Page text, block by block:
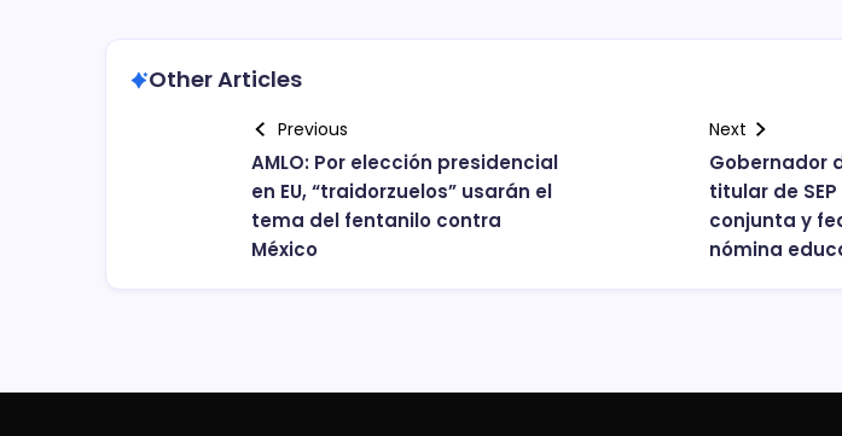
Other Articles
Previous
AMLO: Por elección presidencial
en EU, “traidorzuelos” usarán el
tema del fentanilo contra
México
Next
Gobernador
titular de
conjunta y
nómina